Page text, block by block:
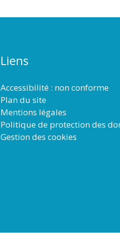
Liens
Accessibilité : non conforme
Plan du site
Mentions légales
Politique de protection des
Gestion des cookies